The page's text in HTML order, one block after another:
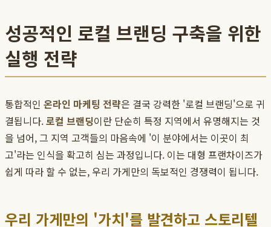
성공적인 로컬 브랜딩 구축을 위한
실행 전략
통합적인 온라인 마케팅 전략은 결국 강력한 '로컬 브랜딩'으로 귀
결됩니다.로컬 브랜딩이란 단순히 특정 지역에서 유명해지는 것
을 넘어, 그 지역 고객들의 마음속에 '이 분야에서는 이곳이 최
고'라는 인식을 확고히 심는 과정입니다. 이는 대형 프랜차이즈가
쉽게 따라 할 수 없는, 우리 가게만의 독보적인 경쟁력이 됩니다.
우리 가게만의 '가치'를 발견하고 스토리텔